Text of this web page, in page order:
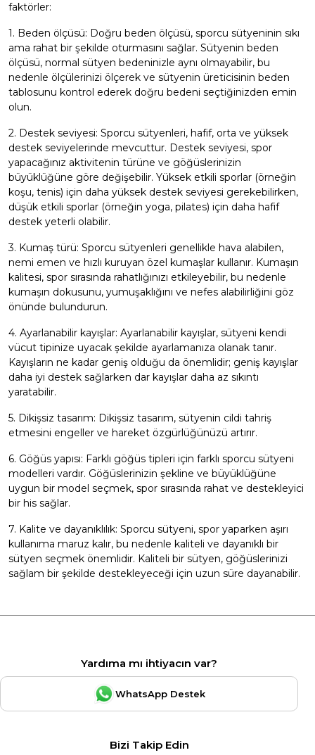
faktörler:
1. Beden ölçüsü: Doğru beden ölçüsü, sporcu sütyeninin sıkı
ama rahat bir şekilde oturmasını sağlar. Sütyenin beden
ölçüsü, normal sütyen bedeninizle aynı olmayabilir, bu
nedenle ölçülerinizi ölçerek ve sütyenin üreticisinin beden
tablosunu kontrol ederek doğru bedeni seçtiğinizden emin
olun.
2. Destek seviyesi: Sporcu sütyenleri, hafif, orta ve yüksek
destek seviyelerinde mevcuttur. Destek seviyesi, spor
yapacağınız aktivitenin türüne ve göğüslerinizin
büyüklüğüne göre değişebilir. Yüksek etkili sporlar (örneğin
koşu, tenis) için daha yüksek destek seviyesi gerekebilirken,
düşük etkili sporlar (örneğin yoga, pilates) için daha hafif
destek yeterli olabilir.
3. Kumaş türü: Sporcu sütyenleri genellikle hava alabilen,
nemi emen ve hızlı kuruyan özel kumaşlar kullanır. Kumaşın
kalitesi, spor sırasında rahatlığınızı etkileyebilir, bu nedenle
kumaşın dokusunu, yumuşaklığını ve nefes alabilirliğini göz
önünde bulundurun.
4. Ayarlanabilir kayışlar: Ayarlanabilir kayışlar, sütyeni kendi
vücut tipinize uyacak şekilde ayarlamanıza olanak tanır.
Kayışların ne kadar geniş olduğu da önemlidir; geniş kayışlar
daha iyi destek sağlarken dar kayışlar daha az sıkıntı
yaratabilir.
5. Dikişsiz tasarım: Dikişsiz tasarım, sütyenin cildi tahriş
etmesini engeller ve hareket özgürlüğünüzü artırır.
6. Göğüs yapısı: Farklı göğüs tipleri için farklı sporcu sütyeni
modelleri vardır. Göğüslerinizin şekline ve büyüklüğüne
uygun bir model seçmek, spor sırasında rahat ve destekleyici
bir his sağlar.
7. Kalite ve dayanıklılık: Sporcu sütyeni, spor yaparken aşırı
kullanıma maruz kalır, bu nedenle kaliteli ve dayanıklı bir
sütyen seçmek önemlidir. Kaliteli bir sütyen, göğüslerinizi
sağlam bir şekilde destekleyeceği için uzun süre dayanabilir.
Yardıma mı ihtiyacın var?
WhatsApp Destek
Bizi Takip Edin